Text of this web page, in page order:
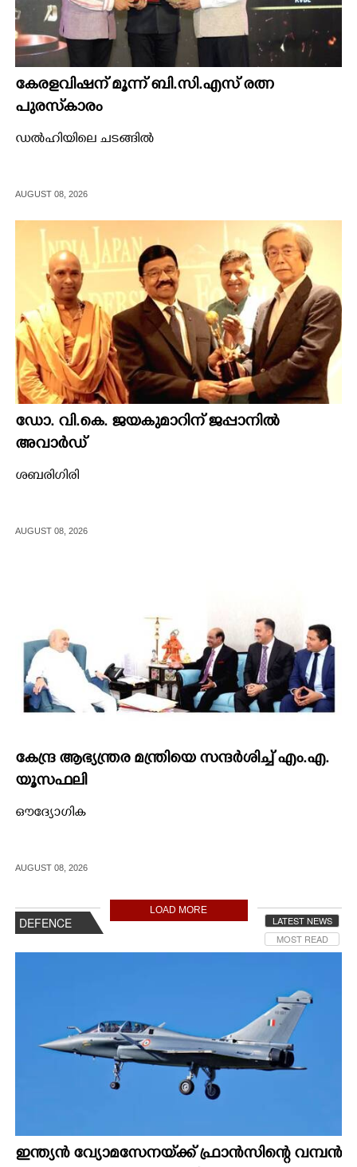
കേരളവിഷന് മൂന്ന് ബി.സി.എസ് രത്ന
പുരസ്‌കാരം
ഡൽഹിയിലെ ചടങ്ങിൽ
AUGUST 08, 2026
ഡോ. വി.കെ. ജയകുമാറിന് ജപ്പാനിൽ
അവാർഡ്
ശബരിഗിരി
AUGUST 08, 2026
കേന്ദ്ര ആഭ്യന്ത്രര മന്ത്രിയെ സന്ദർശിച്ച് എം.എ.
യൂസഫലി
ഔദ്യോഗിക
AUGUST 08, 2026
LOAD MORE
DEFENCE
LATEST NEWS
MOST READ
ഇന്ത്യൻ വ്യോമസേനയ്‌ക്ക് ഫ്രാൻസിന്റെ വമ്പൻ